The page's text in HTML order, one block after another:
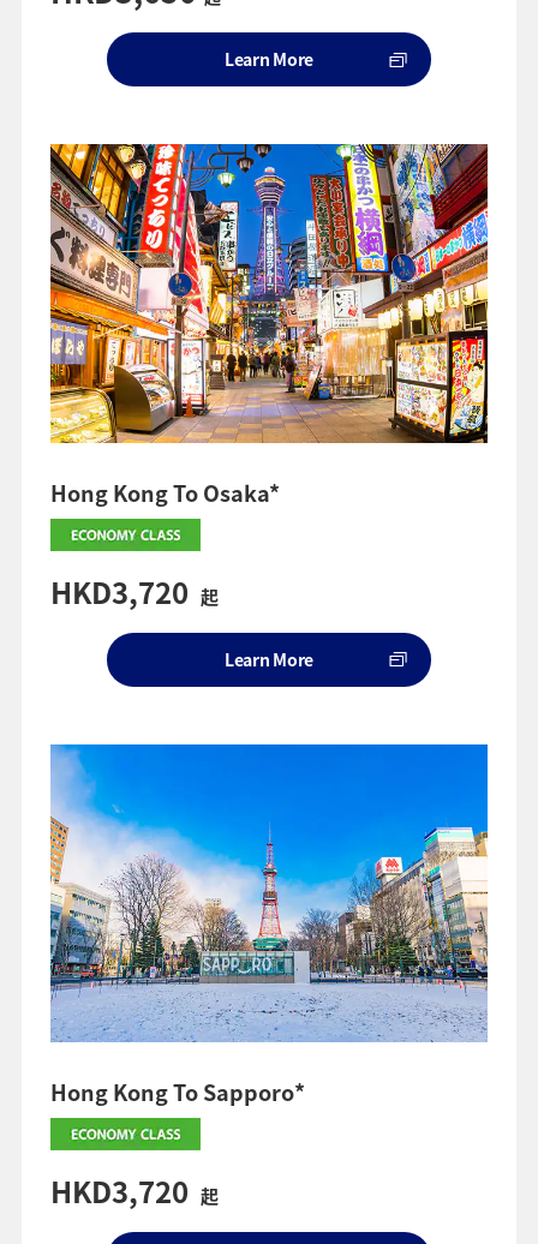
Learn More
Hong Kong To Osaka*
HKD3,720 起
Learn More
Hong Kong To Sapporo*
HKD3,720 起